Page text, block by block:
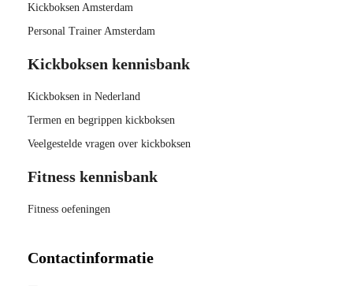
Kickboksen Amsterdam
Personal Trainer Amsterdam
Kickboksen kennisbank
Kickboksen in Nederland
Termen en begrippen kickboksen
Veelgestelde vragen over kickboksen
Fitness kennisbank
Fitness oefeningen
Contactinformatie